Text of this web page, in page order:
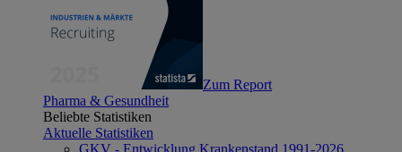
Zum Report
Pharma & Gesundheit
Beliebte Statistiken
Aktuelle Statistiken
GKV - Entwicklung Krankenstand 1991-2026